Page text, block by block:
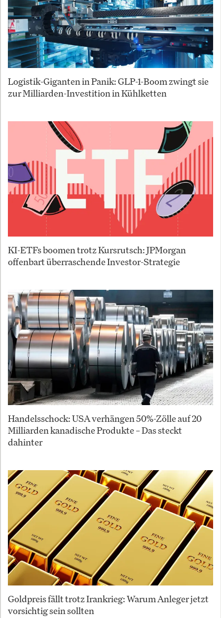
Logistik-Giganten in Panik: GLP-1-Boom zwingt sie
zur Milliarden-Investition in Kühlketten
KI-ETFs boomen trotz Kursrutsch: JPMorgan
offenbart überraschende Investor-Strategie
Handelsschock: USA verhängen 50%-Zölle auf 20
Milliarden kanadische Produkte – Das steckt
dahinter
Goldpreis fällt trotz Irankrieg: Warum Anleger jetzt
vorsichtig sein sollten